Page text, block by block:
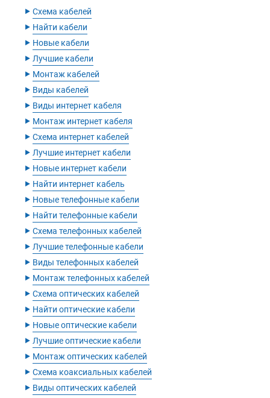
‣ Схема кабелей
‣ Найти кабели
‣ Новые кабели
‣ Лучшие кабели
‣ Монтаж кабелей
‣ Виды кабелей
‣ Виды интернет кабеля
‣ Монтаж интернет кабеля
‣ Схема интернет кабелей
‣ Лучшие интернет кабели
‣ Новые интернет кабели
‣ Найти интернет кабель
‣ Новые телефонные кабели
‣ Найти телефонные кабели
‣ Схема телефонных кабелей
‣ Лучшие телефонные кабели
‣ Виды телефонных кабелей
‣ Монтаж телефонных кабелей
‣ Схема оптических кабелей
‣ Найти оптические кабели
‣ Новые оптические кабели
‣ Лучшие оптические кабели
‣ Монтаж оптических кабелей
‣ Схема коаксиальных кабелей
‣ Виды оптических кабелей